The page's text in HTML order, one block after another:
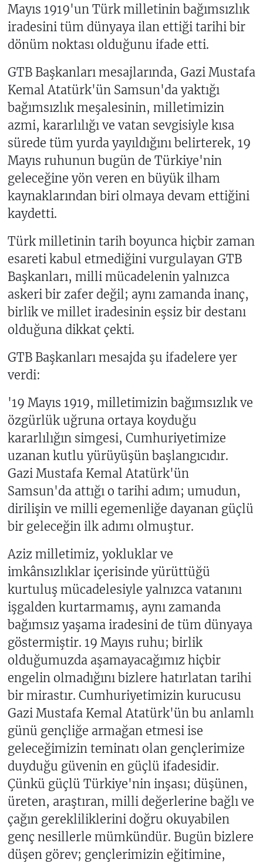
Mayıs 1919'un Türk milletinin bağımsızlık
iradesini tüm dünyaya ilan ettiği tarihi bir
dönüm noktası olduğunu ifade etti.
GTB Başkanları mesajlarında, Gazi Mustafa
Kemal Atatürk'ün Samsun'da yaktığı
bağımsızlık meşalesinin, milletimizin
azmi, kararlılığı ve vatan sevgisiyle kısa
sürede tüm yurda yayıldığını belirterek, 19
Mayıs ruhunun bugün de Türkiye'nin
geleceğine yön veren en büyük ilham
kaynaklarından biri olmaya devam ettiğini
kaydetti.
Türk milletinin tarih boyunca hiçbir zaman
esareti kabul etmediğini vurgulayan GTB
Başkanları, milli mücadelenin yalnızca
askeri bir zafer değil; aynı zamanda inanç,
birlik ve millet iradesinin eşsiz bir destanı
olduğuna dikkat çekti.
GTB Başkanları mesajda şu ifadelere yer
verdi:
'19 Mayıs 1919, milletimizin bağımsızlık ve
özgürlük uğruna ortaya koyduğu
kararlılığın simgesi, Cumhuriyetimize
uzanan kutlu yürüyüşün başlangıcıdır.
Gazi Mustafa Kemal Atatürk'ün
Samsun'da attığı o tarihi adım; umudun,
dirilişin ve milli egemenliğe dayanan güçlü
bir geleceğin ilk adımı olmuştur.
Aziz milletimiz, yokluklar ve
imkânsızlıklar içerisinde yürüttüğü
kurtuluş mücadelesiyle yalnızca vatanını
işgalden kurtarmamış, aynı zamanda
bağımsız yaşama iradesini de tüm dünyaya
göstermiştir. 19 Mayıs ruhu; birlik
olduğumuzda aşamayacağımız hiçbir
engelin olmadığını bizlere hatırlatan tarihi
bir mirastır. Cumhuriyetimizin kurucusu
Gazi Mustafa Kemal Atatürk'ün bu anlamlı
günü gençliğe armağan etmesi ise
geleceğimizin teminatı olan gençlerimize
duyduğu güvenin en güçlü ifadesidir.
Çünkü güçlü Türkiye'nin inşası; düşünen,
üreten, araştıran, milli değerlerine bağlı ve
çağın gerekliliklerini doğru okuyabilen
genç nesillerle mümkündür. Bugün bizlere
düşen görev; gençlerimizin eğitimine,